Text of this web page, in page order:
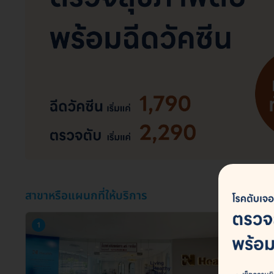
สาขาหรือแผนกที่ให้บริการ
1 2